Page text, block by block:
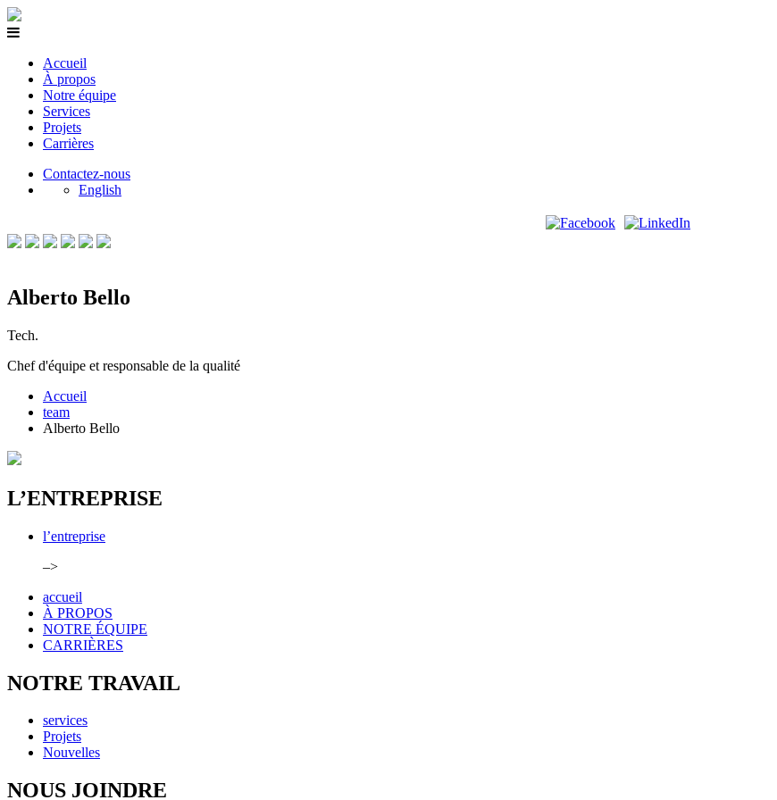
Accueil
À propos
Notre équipe
Services
Projets
Carrières
Contactez-nous
English
Alberto Bello
Tech.
Chef d'équipe et responsable de la qualité
Accueil
team
Alberto Bello
L’ENTREPRISE
l’entreprise
–>
accueil
À PROPOS
NOTRE ÉQUIPE
CARRIÈRES
NOTRE TRAVAIL
services
Projets
Nouvelles
NOUS JOINDRE